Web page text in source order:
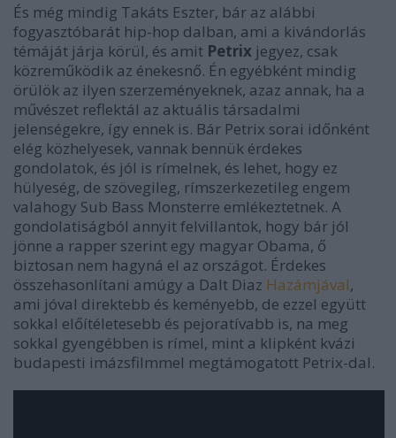
És még mindig Takáts Eszter, bár az alábbi
fogyasztóbarát hip-hop dalban, ami a kivándorlás
témáját járja körül, és amit Petrix jegyez, csak
közreműködik az énekesnő. Én egyébként mindig
örülök az ilyen szerzeményeknek, azaz annak, ha a
művészet reflektál az aktuális társadalmi
jelenségekre, így ennek is. Bár Petrix sorai időnként
elég közhelyesek, vannak bennük érdekes
gondolatok, és jól is rímelnek, és lehet, hogy ez
hülyeség, de szövegileg, rímszerkezetileg engem
valahogy Sub Bass Monsterre emlékeztetnek. A
gondolatiságból annyit felvillantok, hogy bár jól
jönne a rapper szerint egy magyar Obama, ő
biztosan nem hagyná el az országot. Érdekes
összehasonlítani amúgy a Dalt Diaz Hazámjával,
ami jóval direktebb és keményebb, de ezzel együtt
sokkal előítéletesebb és pejoratívabb is, na meg
sokkal gyengébben is rímel, mint a klipként kvázi
budapesti imázsfilmmel megtámogatott Petrix-dal.